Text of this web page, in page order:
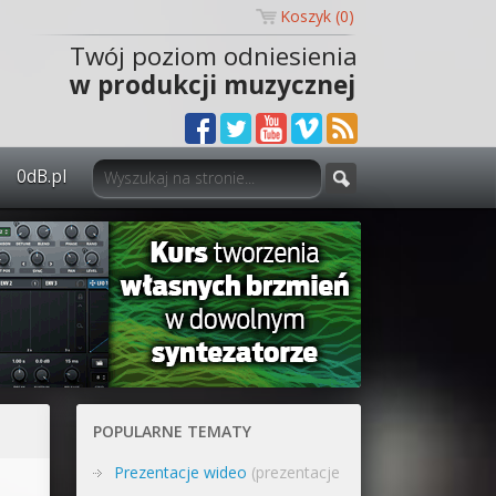
Koszyk (0)
Twój poziom odniesienia
w produkcji muzycznej
0dB.pl
0dB.pl - informacje
Newsletter
Materiały dla mediów
Archiwum aktualności
POPULARNE TEMATY
Prezentacje wideo (prezentacje